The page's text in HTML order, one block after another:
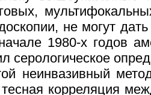
не могут
1980-х годов
серологическое
неинвазивный
тесная корреляция